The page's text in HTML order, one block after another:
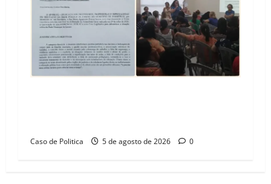
Caso de Politica 5 de agosto de 2026 0